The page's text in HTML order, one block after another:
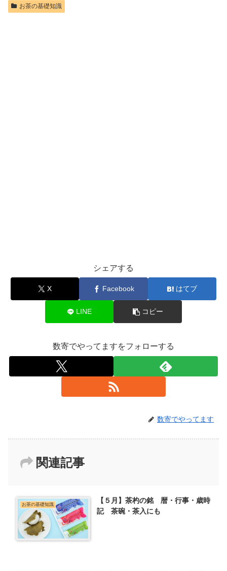
お茶の基礎知識
シェアする
X Facebook はてブ
LINE コピー
数寄でやってますをフォローする
数寄でやってます
関連記事
お茶の基礎知識
【５月】茶杓の銘 暦・行事・歳時
記 茶碗・茶入にも